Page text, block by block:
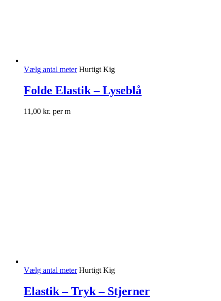
Vælg antal meter Hurtigt Kig
Folde Elastik – Lyseblå
11,00 kr. per m
Vælg antal meter Hurtigt Kig
Elastik – Tryk – Stjerner